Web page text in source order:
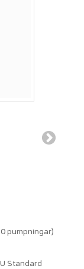
pumpningar)
Standard